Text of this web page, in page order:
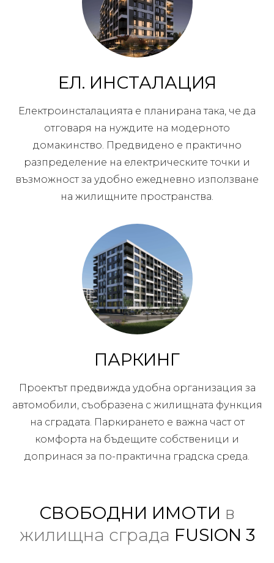
ЕЛ. ИНСТАЛАЦИЯ
Електроинсталацията е планирана така, че да
отговаря на нуждите на модерното
домакинство. Предвидено е практично
разпределение на електрическите точки и
възможност за удобно ежедневно използване
на жилищните пространства.
ПАРКИНГ
Проектът предвижда удобна организация за
автомобили, съобразена с жилищната функция
на сградата. Паркирането е важна част от
комфорта на бъдещите собственици и
допринася за по-практична градска среда.
СВОБОДНИ ИМОТИ в
жилищна сграда FUSION 3